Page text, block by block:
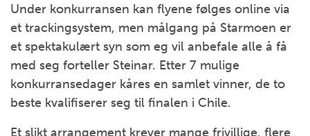
Under konkurransen kan flyene følges online via
et trackingsystem, men målgang på Starmoen er
et spektakulært syn som eg vil anbefale alle å få
med seg forteller Steinar. Etter 7 mulige
konkurransedager kåres en samlet vinner, de to
beste kvalifiserer seg til finalen i Chile.
Et slikt arrangement krever mange frivillige, flere